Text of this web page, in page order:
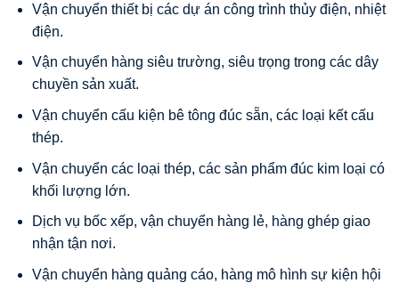
Vận chuyển thiết bị các dự án công trình thủy điện, nhiệt
điện.
Vận chuyển hàng siêu trường, siêu trọng trong các dây
chuyền sản xuất.
Vận chuyển cấu kiện bê tông đúc sẵn, các loại kết cấu
thép.
Vận chuyển các loại thép, các sản phẩm đúc kim loại có
khối lượng lớn.
Dịch vụ bốc xếp, vận chuyển hàng lẻ, hàng ghép giao
nhận tận nơi.
Vận chuyển hàng quảng cáo, hàng mô hình sự kiện hội